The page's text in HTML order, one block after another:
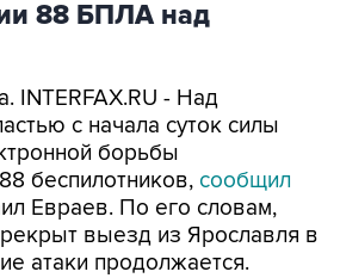
88 БПЛА над
INTERFAX.RU - Над
с начала суток силы
борьбы
беспилотников, сообщил
Евраев. По его словам,
выезд из Ярославля в
атаки продолжается.